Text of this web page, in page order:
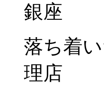
銀座
落ち着
理店